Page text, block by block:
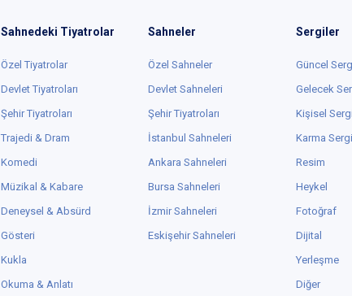
Sahnedeki Tiyatrolar
Özel Tiyatrolar
Devlet Tiyatroları
Şehir Tiyatroları
Trajedi & Dram
Komedi
Müzikal & Kabare
Deneysel & Absürd
Gösteri
Kukla
Okuma & Anlatı
Sahneler
Özel Sahneler
Devlet Sahneleri
Şehir Tiyatroları
İstanbul Sahneleri
Ankara Sahneleri
Bursa Sahneleri
İzmir Sahneleri
Eskişehir Sahneleri
Sergiler
Güncel
Gelecek
Kişisel
Karma
Resim
Heykel
Fotoğraf
Dijital
Yerleşme
Diğer